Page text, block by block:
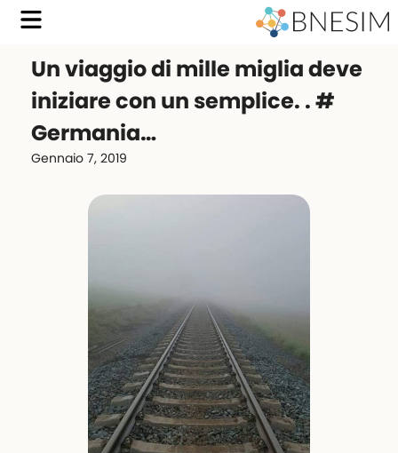
Un viaggio di mille miglia deve
iniziare con un semplice. . #
Germania…
Gennaio 7, 2019